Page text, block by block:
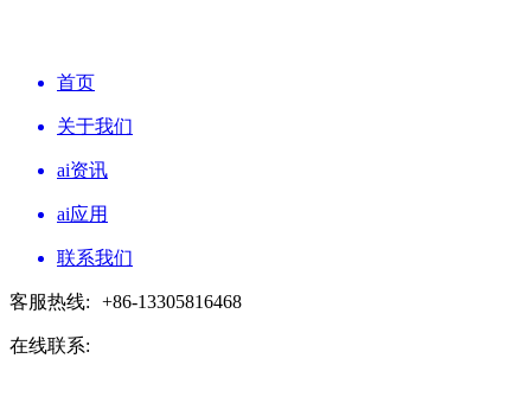
首页
关于我们
ai资讯
ai应用
联系我们
客服热线: +86-13305816468
在线联系: